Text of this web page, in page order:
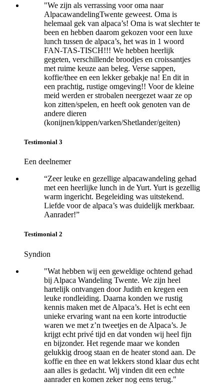
"We zijn als verrassing voor oma naar
AlpacawandelingTwente geweest. Oma is
helemaal gek van alpaca’s! Oma is wat slechter te
been en hebben daarom gekozen voor een luxe
lunch tussen de alpaca’s, het was in 1 woord
FAN-TAS-TISCH!!! We hebben heerlijk
gegeten, verschillende broodjes en croissantjes
met ruime keuze aan beleg. Verse sappen,
koffie/thee en een lekker gebakje na! En dit in
een prachtig, rustige omgeving!! Voor de kleine
meid werden er strobalen neergezet waar ze op
kon zitten/spelen, en heeft ook genoten van de
andere dieren
(konijnen/kippen/varken/Shetlander/geiten)
Testimonial 3
Een deelnemer
“Zeer leuke en gezellige alpacawandeling gehad
met een heerlijke lunch in de Yurt. Yurt is gezellig
warm ingericht. Begeleiding was uitstekend.
Liefde voor de alpaca’s was duidelijk merkbaar.
Aanrader!”
Testimonial 2
Syndion
"Wat hebben wij een geweldige ochtend gehad
bij Alpaca Wandeling Twente. We zijn heel
hartelijk ontvangen door Judith en kregen een
leuke rondleiding. Daarna konden we rustig
kennis maken met de Alpaca’s. Het is echt een
unieke ervaring want na een korte introductie
waren we met z’n tweetjes en de Alpaca’s. Je
krijgt echt privé tijd en dat vonden wij heel fijn
en bijzonder. Het regende maar we konden
gelukkig droog staan en de heater stond aan. De
koffie en thee en wat lekkers stond klaar dus echt
aan alles is gedacht. Wij vinden dit een echte
aanrader en komen zeker nog eens terug."